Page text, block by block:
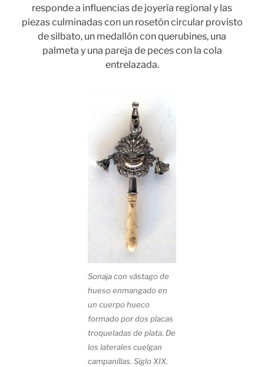
responde a influencias de joyería regional y las
piezas culminadas con un rosetón circular provisto
de silbato, un medallón con querubines, una
palmeta y una pareja de peces con la cola
entrelazada.
Sonaja con vástago de
hueso enmangado en
un cuerpo hueco
formado por dos placas
troqueladas de plata. De
los laterales cuelgan
campanillas. Siglo XIX.